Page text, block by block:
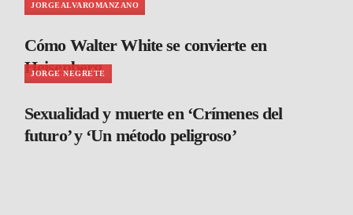
JORGEALVAROMANZANO
Cómo Walter White se convierte en
Heisenberg
JORGE NEGRETE
Sexualidad y muerte en ‘Crímenes del
futuro’ y ‘Un método peligroso’